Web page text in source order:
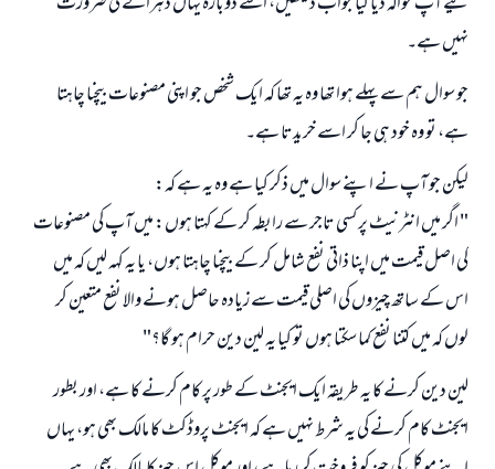
نہیں ہے۔
جو سوال ہم سے پہلے ہوا تھا وہ یہ تھا کہ ایک شخص جو اپنی مصنوعات بیچنا چاہتا
ہے، تو وہ خود ہی جا کر اسے خریدتا ہے۔
لیکن جو آپ نے اپنے سوال میں ذکر کیا ہے وہ یہ ہے کہ:
" اگر میں انٹرنیٹ پر کسی تاجر سے رابطہ کر کے کہتا ہوں: میں آپ کی مصنوعات
کی اصل قیمت میں اپنا ذاتی نفع شامل کر کے بیچنا چاہتا ہوں، یا یہ کہہ لیں کہ میں
اس کے ساتھ چیزوں کی اصلی قیمت سے زیادہ حاصل ہونے والا نفع متعین کر
لوں کہ میں کتنا نفع کما سکتا ہوں تو کیا یہ لین دین حرام ہو گا؟"
لین دین کرنے کا یہ طریقہ ایک ایجنٹ کے طور پر کام کرنے کا ہے، اور بطور
ایجنٹ کام کرنے کی یہ شرط نہیں ہے کہ ایجنٹ پروڈکٹ کا مالک بھی ہو، یہاں
نیکی کی رہنمائی کرنے والے کو بھی نیکی کرنے والے کے برابر اجر ملتا ہے۔
ابھی تعاون کریں